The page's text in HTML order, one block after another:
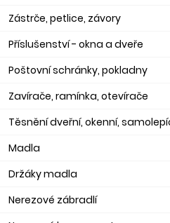
Zástrče, petlice, závory
Příslušenství - okna a dveře
Poštovní schránky, pokladny
Zavírače, ramínka, otevírače
Těsnění dveřní, okenní,
Madla
Držáky madla
Nerezové zábradlí